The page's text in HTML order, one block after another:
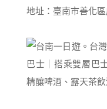
地址：臺南市善化